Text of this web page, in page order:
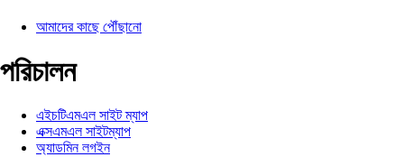
আমাদের কাছে পৌঁছানো
পরিচালন
এইচটিএমএল সাইট ম্যাপ
এক্সএমএল সাইটম্যাপ
অ্যাডমিন লগইন